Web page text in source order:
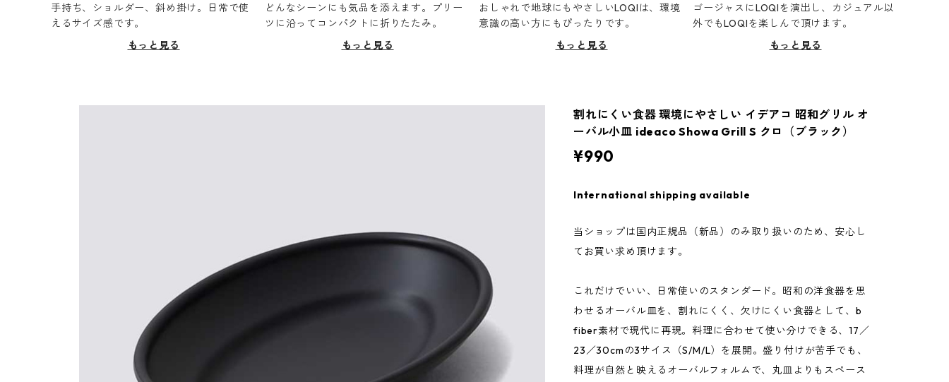
手持ち、ショルダー、斜め掛け。日常で使
えるサイズ感です。
もっと見る
どんなシーンにも気品を添えます。プリー
ツに沿ってコンパクトに折りたたみ。
もっと見る
おしゃれで地球にもやさしいLOQIは、環境
意識の高い方にもぴったりです。
もっと見る
ゴージャスにLOQIを演出し、カジュアル以
外でもLOQIを楽しんで頂けます。
もっと見る
割れにくい食器 環境にやさしい イデアコ 昭和グリル オ
ーバル小皿 ideaco Showa Grill S クロ（ブラック）
¥990
International shipping available
当ショップは国内正規品（新品）のみ取り扱いのため、安心し
てお買い求め頂けます。
これだけでいい、日常使いのスタンダード。昭和の洋食器を思
わせるオーバル皿を、割れにくく、欠けにくい食器として、b
fiber素材で現代に再現。料理に合わせて使い分けできる、17／
23／30cmの3サイス（S/M/L）を展開。盛り付けが苦手でも、
料理が自然と映えるオーバルフォルムで、丸皿よりもスペース